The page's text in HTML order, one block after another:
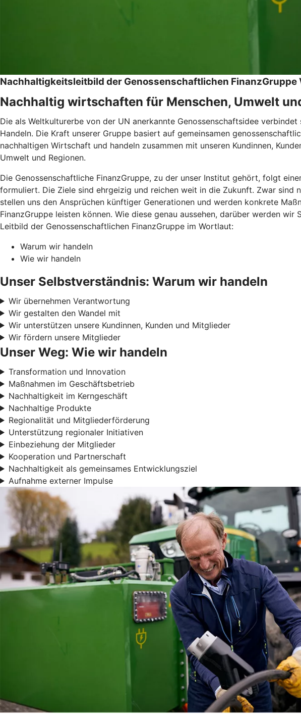
Nachhaltigkeitsleitbild der Genossenschaftlichen FinanzGruppe
Nachhaltig wirtschaften für Menschen, Umwelt
Die als Weltkulturerbe von der UN anerkannte Genossenschaftsidee
Handeln. Die Kraft unserer Gruppe basiert auf gemeinsamen
nachhaltigen Wirtschaft und handeln zusammen mit unseren Kundinnen,
Umwelt und Regionen.
Die Genossenschaftliche FinanzGruppe, zu der unser Institut gehört, folgt
formuliert. Die Ziele sind ehrgeizig und reichen weit in die Zukunft. Zwar
stellen uns den Ansprüchen künftiger Generationen und werden konkrete
FinanzGruppe leisten können. Wie diese genau aussehen, darüber werden
Leitbild der Genossenschaftlichen FinanzGruppe im Wortlaut:
Warum wir handeln
Wie wir handeln
Unser Selbstverständnis: Warum wir handeln
Wir übernehmen Verantwortung
Wir gestalten den Wandel mit
Wir unterstützen unsere Kundinnen, Kunden und Mitglieder
Wir fördern unsere Mitglieder
Unser Weg: Wie wir handeln
Transformation und Innovation
Maßnahmen im Geschäftsbetrieb
Nachhaltigkeit im Kerngeschäft
Nachhaltige Produkte
Regionalität und Mitgliederförderung
Unterstützung regionaler Initiativen
Einbeziehung der Mitglieder
Kooperation und Partnerschaft
Nachhaltigkeit als gemeinsames Entwicklungsziel
Aufnahme externer Impulse